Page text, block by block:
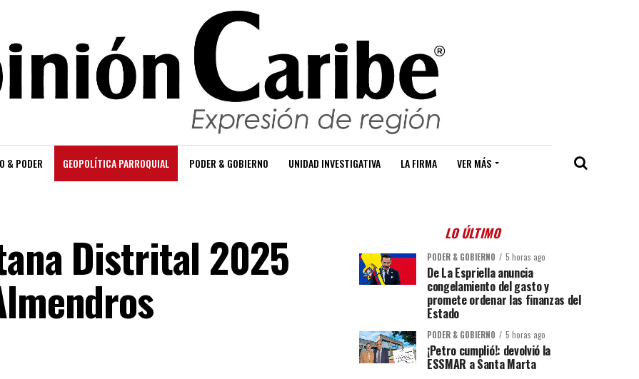
& PODER GEOPOLÍTICA PARROQUIAL PODER & GOBIERNO UNIDAD INVESTIGATIVA LA FIRMA VER MÁS
Distrital 2025 LO ÚLTIMO
PODER & GOBIERNO 5 horas ago
De La Espriella anuncia
congelamiento del gasto y
promete ordenar las finanzas del
Estado
PODER & GOBIERNO 5 horas ago
¡Petro cumplió!: devolvió la
ESSMAR a Santa Marta